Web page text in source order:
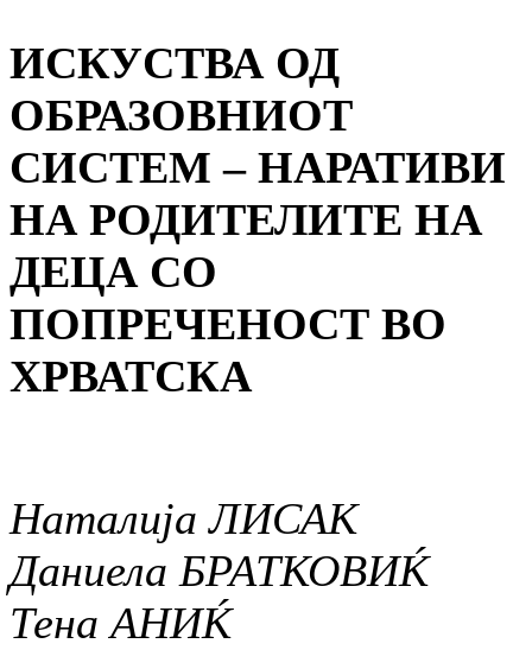
ИСКУСТВА ОД
ОБРАЗОВНИОТ
СИСТЕМ – НАРАТИВИ
НА РОДИТЕЛИТЕ НА
ДЕЦА СО
ПОПРЕЧЕНОСТ ВО
ХРВАТСКА
Наталија ЛИСАК
Даниела БРАТКОВИЌ
Тена АНИЌ